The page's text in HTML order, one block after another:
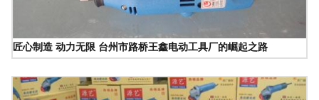
匠心制造 动力无限 台州市路桥王鑫电动工具厂的崛起之路